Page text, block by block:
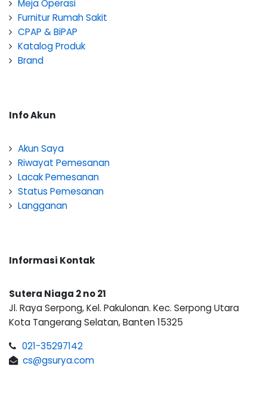
Meja Operasi
Furnitur Rumah Sakit
CPAP & BiPAP
Katalog Produk
Brand
Info Akun
Akun Saya
Riwayat Pemesanan
Lacak Pemesanan
Status Pemesanan
Langganan
Informasi Kontak
Sutera Niaga 2 no 21
Jl. Raya Serpong, Kel. Pakulonan. Kec. Serpong Utara
Kota Tangerang Selatan, Banten 15325
021-35297142
cs@gsurya.com